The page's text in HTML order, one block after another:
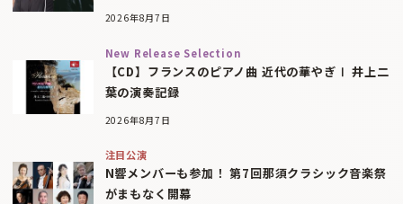
2026年8月7日
New Release Selection
【CD】フランスのピアノ曲 近代の華やぎⅠ 井上二
葉の演奏記録
2026年8月7日
注目公演
N響メンバーも参加！ 第7回那須クラシック音楽祭
がまもなく開幕